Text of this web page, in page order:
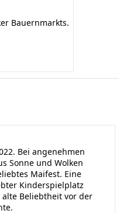
Bauernmarkts.
Bei angenehmen
Sonne und Wolken
Maifest. Eine
Kinderspielplatz
Beliebtheit vor der